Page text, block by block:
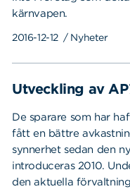
kärnvapen.
2016-12-12 / Nyheter
Utveckling av
De sparare som har
fått en bättre
synnerhet sedan den
introduceras 2010.
den aktuella